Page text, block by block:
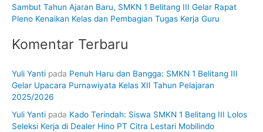
Sambut Tahun Ajaran Baru, SMKN 1 Belitang III Gelar Rapat
Pleno Kenaikan Kelas dan Pembagian Tugas Kerja Guru
Komentar Terbaru
Yuli Yanti pada Penuh Haru dan Bangga: SMKN 1 Belitang III
Gelar Upacara Purnawiyata Kelas XII Tahun Pelajaran
2025/2026
Yuli Yanti pada Kado Terindah: Siswa SMKN 1 Belitang III Lolos
Seleksi Kerja di Dealer Hino PT Citra Lestari Mobilindo